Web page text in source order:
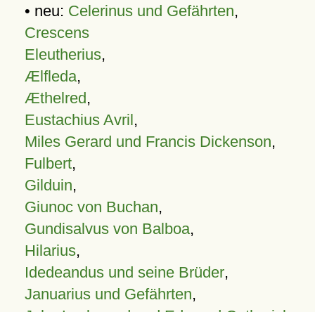
• neu: Celerinus und Gefährten,
Crescens
Eleutherius,
Ælfleda,
Æthelred,
Eustachius Avril,
Miles Gerard und Francis Dickenson,
Fulbert,
Gilduin,
Giunoc von Buchan,
Gundisalvus von Balboa,
Hilarius,
Idedeandus und seine Brüder,
Januarius und Gefährten,